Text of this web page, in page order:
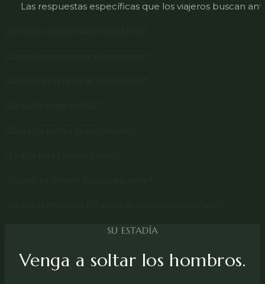
Las respuestas específicas que los viajeros buscan
SU ESTADÍA
Venga a soltar los hombros.